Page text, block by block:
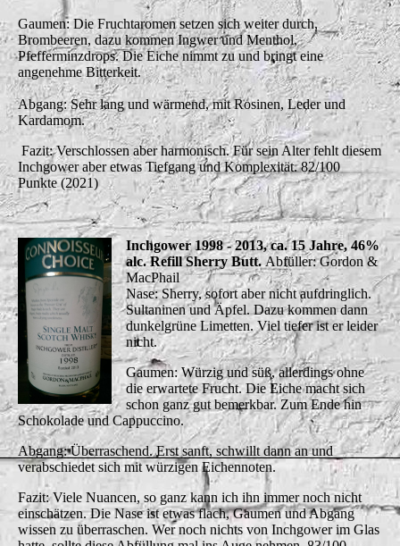
Gaumen: Die Fruchtaromen setzen sich weiter durch,
Brombeeren, dazu kommen Ingwer und Menthol,
Pfefferminzdrops. Die Eiche nimmt zu und bringt eine
angenehme Bitterkeit.
Abgang: Sehr lang und wärmend, mit Rosinen, Leder und
Kardamom.
Fazit: Verschlossen aber harmonisch. Für sein Alter fehlt diesem
Inchgower aber etwas Tiefgang und Komplexität. 82/100
Punkte (2021)
Inchgower 1998 - 2013, ca. 15 Jahre, 46%
alc. Refill Sherry Butt.Abfüller: Gordon &
MacPhail
Nase: Sherry, sofort aber nicht aufdringlich.
Sultaninen und Äpfel. Dazu kommen dann
dunkelgrüne Limetten. Viel tiefer ist er leider
nicht.
Gaumen: Würzig und süß, allerdings ohne
die erwartete Frucht. Die Eiche macht sich
schon ganz gut bemerkbar. Zum Ende hin
Schokolade und Cappuccino.
Abgang: Überraschend. Erst sanft, schwillt dann an und
verabschiedet sich mit würzigen Eichennoten.
Fazit: Viele Nuancen, so ganz kann ich ihn immer noch nicht
einschätzen. Die Nase ist etwas flach, Gaumen und Abgang
wissen zu überraschen. Wer noch nichts von Inchgower im Glas